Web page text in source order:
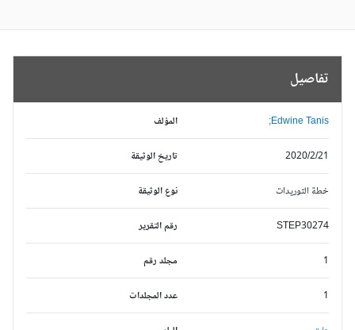
تفاصيل
المؤلف Edwine Tanis;
تاريخ الوثيقة 2020/2/21
نوع الوثيقة خطة التوريدات
رقم التقرير STEP30274
مجلد رقم
عدد المجلدات